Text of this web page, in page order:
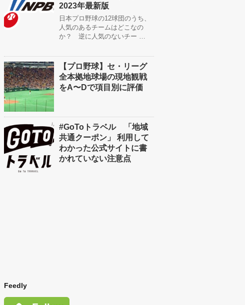
2023年最新版
日本プロ野球の12球団のうち、
人気のあるチームはどこなの
か？ 逆に人気のないチー …
【プロ野球】セ・リーグ
全本拠地球場の現地観戦
をA〜Dで項目別に評価
#GoToトラベル 「地域
共通クーポン」 利用して
わかった公式サイトに書
かれていない注意点
Feedly